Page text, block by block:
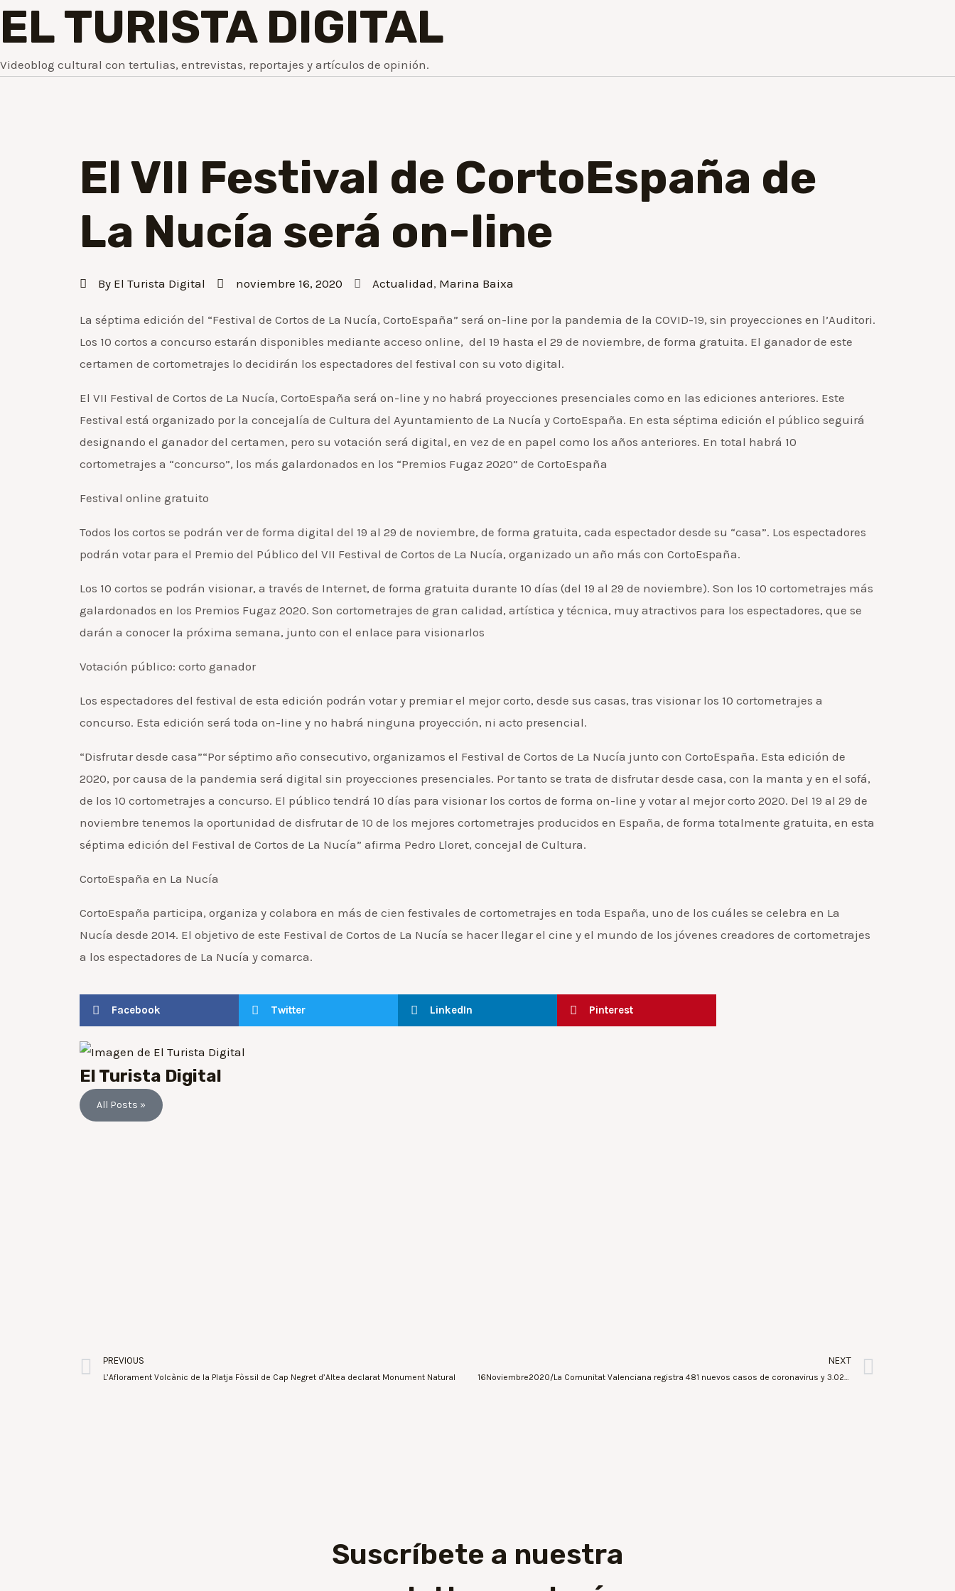
EL TURISTA DIGITAL
Videoblog cultural con tertulias, entrevistas, reportajes y artículos de opinión.
El VII Festival de CortoEspaña de
La Nucía será on-line
By El Turista Digital noviembre 16, 2020 Actualidad, Marina Baixa
La séptima edición del “Festival de Cortos de La Nucía, CortoEspaña” será on-line por la pandemia de la COVID-19, sin proyecciones en l’Auditori.
Los 10 cortos a concurso estarán disponibles mediante acceso online, del 19 hasta el 29 de noviembre, de forma gratuita. El ganador de este
certamen de cortometrajes lo decidirán los espectadores del festival con su voto digital.
El VII Festival de Cortos de La Nucía, CortoEspaña será on-line y no habrá proyecciones presenciales como en las ediciones anteriores. Este
Festival está organizado por la concejalía de Cultura del Ayuntamiento de La Nucía y CortoEspaña. En esta séptima edición el público seguirá
designando el ganador del certamen, pero su votación será digital, en vez de en papel como los años anteriores. En total habrá 10
cortometrajes a “concurso”, los más galardonados en los “Premios Fugaz 2020” de CortoEspaña
Festival online gratuito
Todos los cortos se podrán ver de forma digital del 19 al 29 de noviembre, de forma gratuita, cada espectador desde su “casa”. Los espectadores
podrán votar para el Premio del Público del VII Festival de Cortos de La Nucía, organizado un año más con CortoEspaña.
Los 10 cortos se podrán visionar, a través de Internet, de forma gratuita durante 10 días (del 19 al 29 de noviembre). Son los 10 cortometrajes más
galardonados en los Premios Fugaz 2020. Son cortometrajes de gran calidad, artística y técnica, muy atractivos para los espectadores, que se
darán a conocer la próxima semana, junto con el enlace para visionarlos
Votación público: corto ganador
Los espectadores del festival de esta edición podrán votar y premiar el mejor corto, desde sus casas, tras visionar los 10 cortometrajes a
concurso. Esta edición será toda on-line y no habrá ninguna proyección, ni acto presencial.
“Disfrutar desde casa”“Por séptimo año consecutivo, organizamos el Festival de Cortos de La Nucía junto con CortoEspaña. Esta edición de
2020, por causa de la pandemia será digital sin proyecciones presenciales. Por tanto se trata de disfrutar desde casa, con la manta y en el sofá,
de los 10 cortometrajes a concurso. El público tendrá 10 días para visionar los cortos de forma on-line y votar al mejor corto 2020. Del 19 al 29 de
noviembre tenemos la oportunidad de disfrutar de 10 de los mejores cortometrajes producidos en España, de forma totalmente gratuita, en esta
séptima edición del Festival de Cortos de La Nucía” afirma Pedro Lloret, concejal de Cultura.
CortoEspaña en La Nucía
CortoEspaña participa, organiza y colabora en más de cien festivales de cortometrajes en toda España, uno de los cuáles se celebra en La
Nucía desde 2014. El objetivo de este Festival de Cortos de La Nucía se hacer llegar el cine y el mundo de los jóvenes creadores de cortometrajes
a los espectadores de La Nucía y comarca.
Facebook Twitter LinkedIn Pinterest
El Turista Digital
All Posts »
PREVIOUS
L’Aflorament Volcànic de la Platja Fòssil de Cap Negret d’Altea declarat Monument Natural
NEXT
16Noviembre2020/La Comunitat Valenciana registra 481 nuevos casos de coronavirus y 3.028 altas hospitalarias
Suscríbete a nuestra